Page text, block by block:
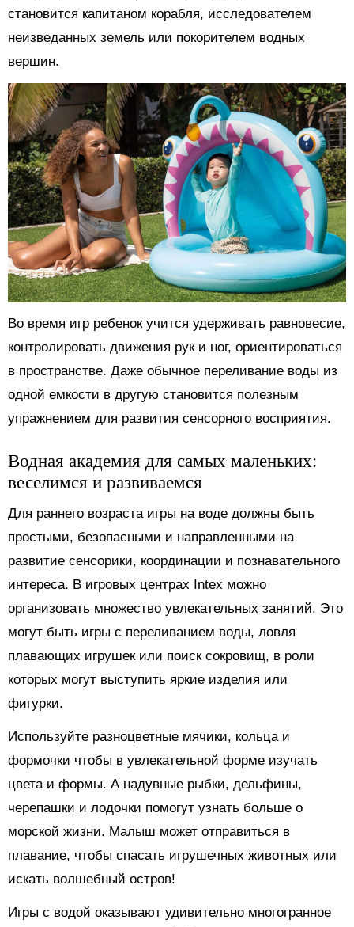
становится капитаном корабля, исследователем
неизведанных земель или покорителем водных
вершин.
Во время игр ребенок учится удерживать равновесие,
контролировать движения рук и ног, ориентироваться
в пространстве. Даже обычное переливание воды из
одной емкости в другую становится полезным
упражнением для развития сенсорного восприятия.
Водная академия для самых маленьких:
веселимся и развиваемся
Для раннего возраста игры на воде должны быть
простыми, безопасными и направленными на
развитие сенсорики, координации и познавательного
интереса. В игровых центрах Intex можно
организовать множество увлекательных занятий. Это
могут быть игры с переливанием воды, ловля
плавающих игрушек или поиск сокровищ, в роли
которых могут выступить яркие изделия или
фигурки.
Используйте разноцветные мячики, кольца и
формочки чтобы в увлекательной форме изучать
цвета и формы. А надувные рыбки, дельфины,
черепашки и лодочки помогут узнать больше о
морской жизни. Малыш может отправиться в
плавание, чтобы спасать игрушечных животных или
искать волшебный остров!
Игры с водой оказывают удивительно многогранное